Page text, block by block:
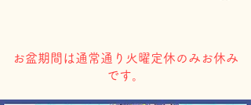
​お盆期間は通常通り火曜定休のみお休み
です。